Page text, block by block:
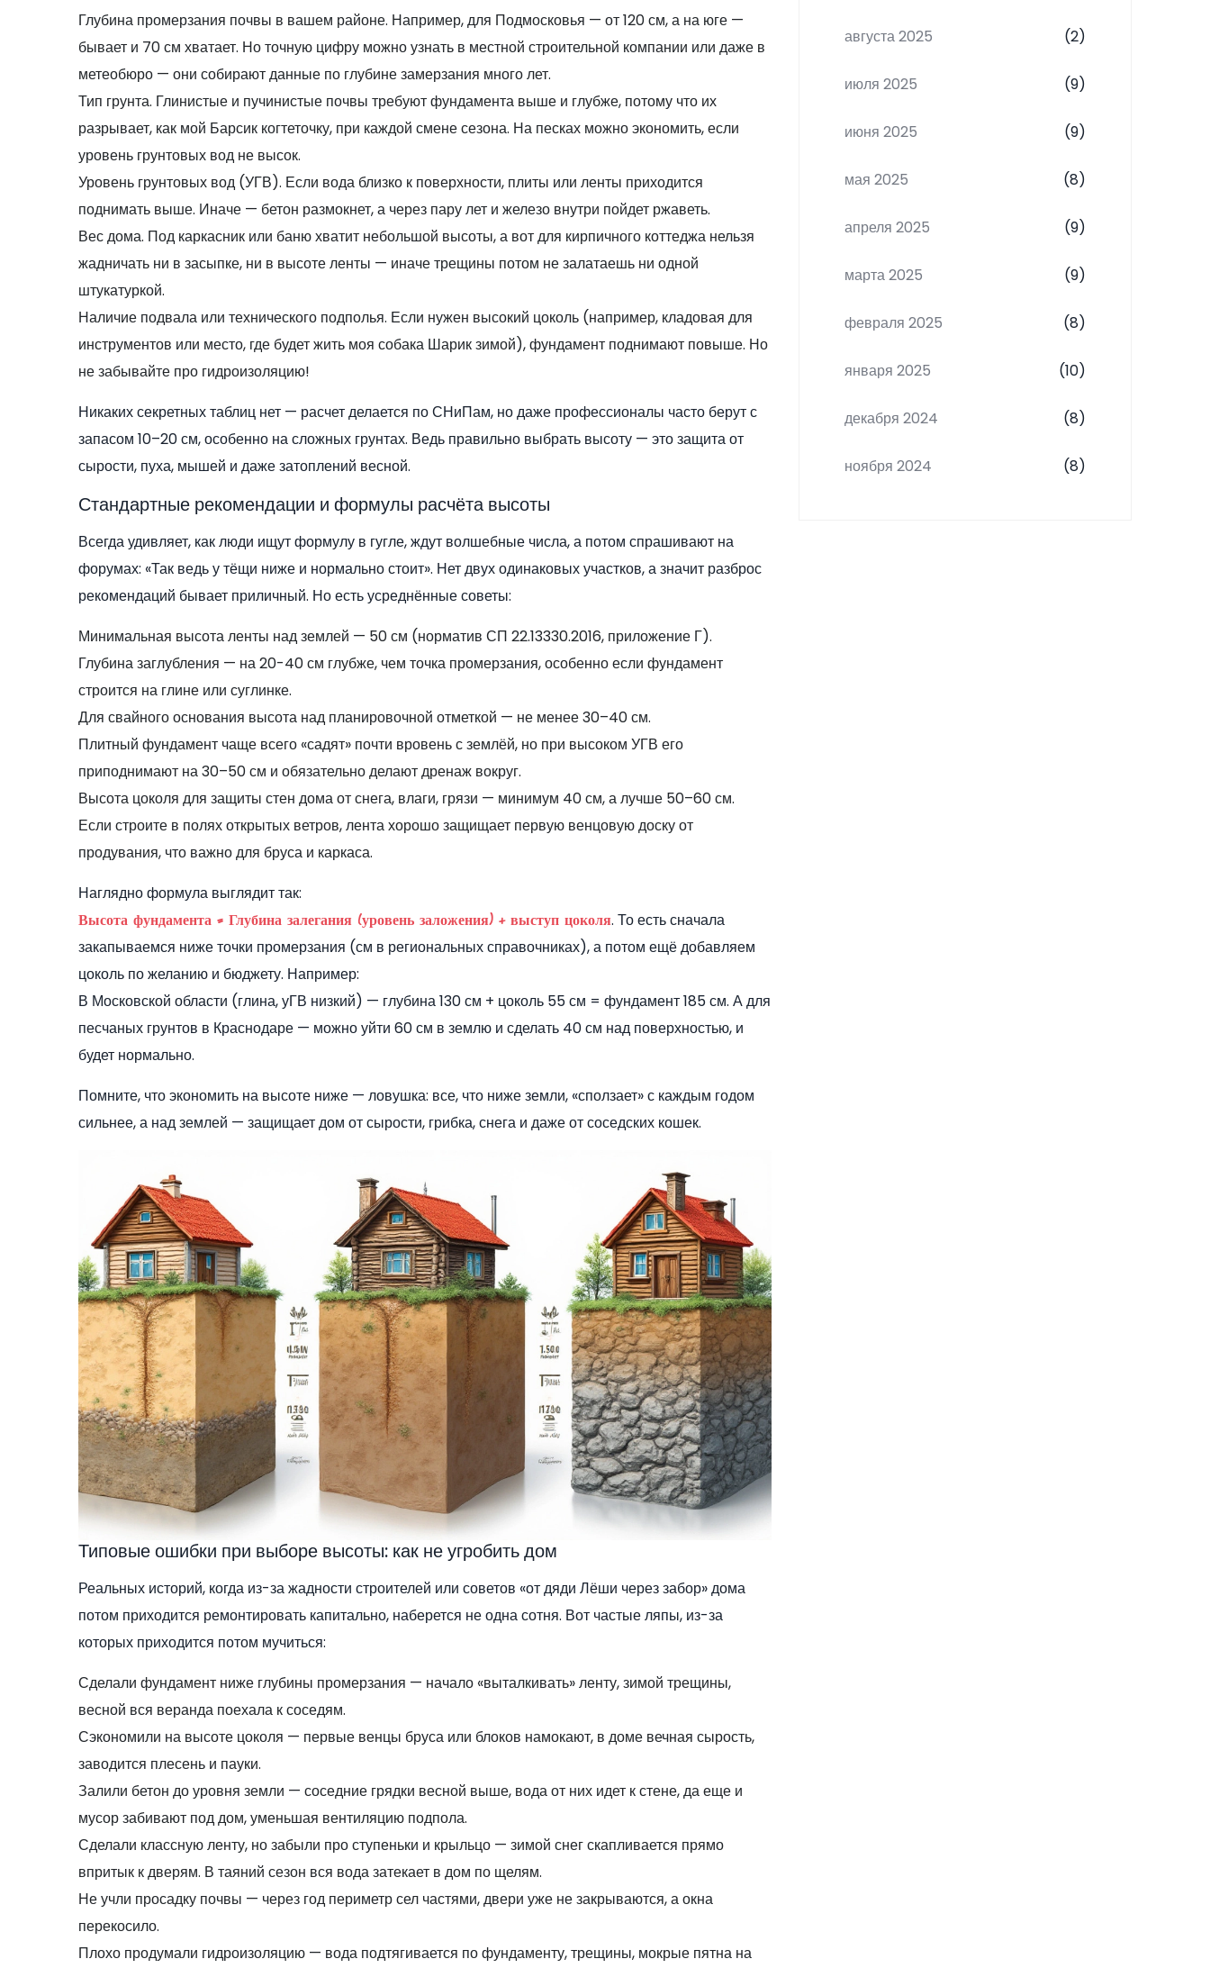
Глубина промерзания почвы в вашем районе. Например, для Подмосковья — от 120 см, а на юге —
бывает и 70 см хватает. Но точную цифру можно узнать в местной строительной компании или даже в
метеобюро — они собирают данные по глубине замерзания много лет.
Тип грунта. Глинистые и пучинистые почвы требуют фундамента выше и глубже, потому что их
разрывает, как мой Барсик когтеточку, при каждой смене сезона. На песках можно экономить, если
уровень грунтовых вод не высок.
Уровень грунтовых вод (УГВ). Если вода близко к поверхности, плиты или ленты приходится
поднимать выше. Иначе — бетон размокнет, а через пару лет и железо внутри пойдет ржаветь.
Вес дома. Под каркасник или баню хватит небольшой высоты, а вот для кирпичного коттеджа нельзя
жадничать ни в засыпке, ни в высоте ленты — иначе трещины потом не залатаешь ни одной
штукатуркой.
Наличие подвала или технического подполья. Если нужен высокий цоколь (например, кладовая для
инструментов или место, где будет жить моя собака Шарик зимой), фундамент поднимают повыше. Но
не забывайте про гидроизоляцию!
Никаких секретных таблиц нет — расчет делается по СНиПам, но даже профессионалы часто берут с
запасом 10–20 см, особенно на сложных грунтах. Ведь правильно выбрать высоту — это защита от
сырости, пуха, мышей и даже затоплений весной.
Стандартные рекомендации и формулы расчёта высоты
Всегда удивляет, как люди ищут формулу в гугле, ждут волшебные числа, а потом спрашивают на
форумах: «Так ведь у тёщи ниже и нормально стоит». Нет двух одинаковых участков, а значит разброс
рекомендаций бывает приличный. Но есть усреднённые советы:
Минимальная высота ленты над землей — 50 см (норматив СП 22.13330.2016, приложение Г).
Глубина заглубления — на 20-40 см глубже, чем точка промерзания, особенно если фундамент
строится на глине или суглинке.
Для свайного основания высота над планировочной отметкой — не менее 30–40 см.
Плитный фундамент чаще всего «садят» почти вровень с землёй, но при высоком УГВ его
приподнимают на 30–50 см и обязательно делают дренаж вокруг.
Высота цоколя для защиты стен дома от снега, влаги, грязи — минимум 40 см, а лучше 50–60 см.
Если строите в полях открытых ветров, лента хорошо защищает первую венцовую доску от
продувания, что важно для бруса и каркаса.
Наглядно формула выглядит так:
Высота фундамента = Глубина залегания (уровень заложения) + выступ цоколя. То есть сначала
закапываемся ниже точки промерзания (см в региональных справочниках), а потом ещё добавляем
цоколь по желанию и бюджету. Например:
В Московской области (глина, уГВ низкий) — глубина 130 см + цоколь 55 см = фундамент 185 см. А для
песчаных грунтов в Краснодаре — можно уйти 60 см в землю и сделать 40 см над поверхностью, и
будет нормально.
Помните, что экономить на высоте ниже — ловушка: все, что ниже земли, «сползает» с каждым годом
сильнее, а над землей — защищает дом от сырости, грибка, снега и даже от соседских кошек.
Типовые ошибки при выборе высоты: как не угробить дом
Реальных историй, когда из-за жадности строителей или советов «от дяди Лёши через забор» дома
потом приходится ремонтировать капитально, наберется не одна сотня. Вот частые ляпы, из-за
которых приходится потом мучиться:
Сделали фундамент ниже глубины промерзания — начало «выталкивать» ленту, зимой трещины,
весной вся веранда поехала к соседям.
Сэкономили на высоте цоколя — первые венцы бруса или блоков намокают, в доме вечная сырость,
заводится плесень и пауки.
Залили бетон до уровня земли — соседние грядки весной выше, вода от них идет к стене, да еще и
мусор забивают под дом, уменьшая вентиляцию подпола.
Сделали классную ленту, но забыли про ступеньки и крыльцо — зимой снег скапливается прямо
впритык к дверям. В таяний сезон вся вода затекает в дом по щелям.
Не учли просадку почвы — через год периметр сел частями, двери уже не закрываются, а окна
перекосило.
Плохо продумали гидроизоляцию — вода подтягивается по фундаменту, трещины, мокрые пятна на
августа 2025 (2)
июля 2025 (9)
июня 2025 (9)
мая 2025 (8)
апреля 2025 (9)
марта 2025 (9)
февраля 2025 (8)
января 2025 (10)
декабря 2024 (8)
ноября 2024 (8)